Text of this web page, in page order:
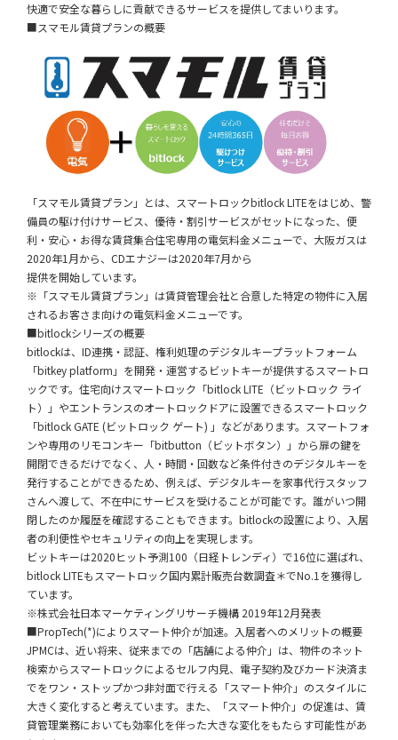
快適で安全な暮らしに貢献できるサービスを提供してまいります。
■スマモル賃貸プランの概要
「スマモル賃貸プラン」とは、スマートロックbitlock LITEをはじめ、警
備員の駆け付けサービス、優待・割引サービスがセットになった、便
利・安心・お得な賃貸集合住宅専用の電気料金メニューで、大阪ガスは
2020年1月から、CDエナジーは2020年7月から
提供を開始しています。
※「スマモル賃貸プラン」は賃貸管理会社と合意した特定の物件に入居
されるお客さま向けの電気料金メニューです。
■bitlockシリーズの概要
bitlockは、ID連携・認証、権利処理のデジタルキープラットフォーム
「bitkey platform」を開発・運営するビットキーが提供するスマートロ
ックです。住宅向けスマートロック「bitlock LITE（ビットロック ライ
ト）」やエントランスのオートロックドアに設置できるスマートロック
「bitlock GATE (ビットロック ゲート) 」などがあります。スマートフォ
ンや専用のリモコンキー「bitbutton（ビットボタン）」から扉の鍵を
開閉できるだけでなく、人・時間・回数など条件付きのデジタルキーを
発行することができるため、例えば、デジタルキーを家事代行スタッフ
さんへ渡して、不在中にサービスを受けることが可能です。誰がいつ開
閉したのか履歴を確認することもできます。bitlockの設置により、入居
者の利便性やセキュリティの向上を実現します。
ビットキーは2020ヒット予測100（日経トレンディ）で16位に選ばれ、
bitlock LITEもスマートロック国内累計販売台数調査＊でNo.1を獲得し
ています。
※株式会社日本マーケティングリサーチ機構 2019年12月発表
■PropTech(*)によりスマート仲介が加速。入居者へのメリットの概要
JPMCは、近い将来、従来までの「店舗による仲介」は、物件のネット
検索からスマートロックによるセルフ内見、電子契約及びカード決済ま
でをワン・ストップかつ非対面で行える「スマート仲介」のスタイルに
大きく変化すると考えています。また、「スマート仲介」の促進は、賃
貸管理業務においても効率化を伴った大きな変化をもたらす可能性があ